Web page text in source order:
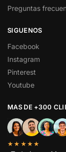
Preguntas
SIGUENOS
Facebook
Instagram
Pinterest
Youtube
MAS DE +300
★★★★★